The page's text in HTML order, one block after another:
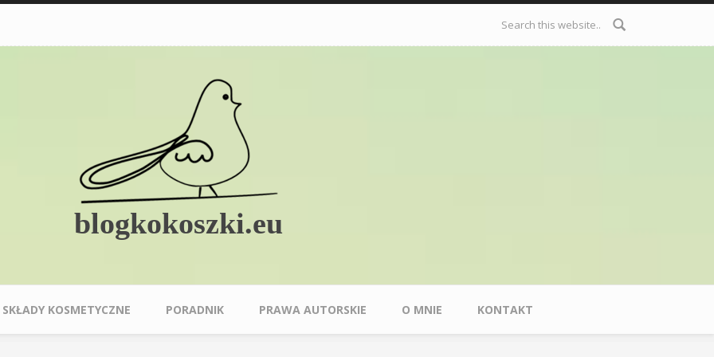
Formularz
wyszukiwania
blogkokoszki.eu
SKŁADY KOSMETYCZNE PORADNIK PRAWA AUTORSKIE O MNIE KONTAKT